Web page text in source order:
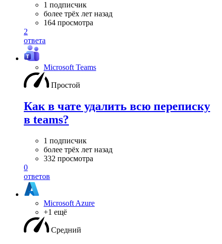
1 подписчик
более трёх лет назад
164 просмотра
2
ответа
Microsoft Teams
Простой
Как в чате удалить всю переписку
в teams?
1 подписчик
более трёх лет назад
332 просмотра
0
ответов
Microsoft Azure
+1 ещё
Средний